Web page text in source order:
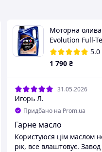
Моторна
Evolution Full-
30 5л (Франція)
5.0
1 790 ₴
31.05.2026
Игорь Л.
Придбано на Prom.ua
Гарне масло
Користуюся цім маслом
рік, все влаштовує. Завод